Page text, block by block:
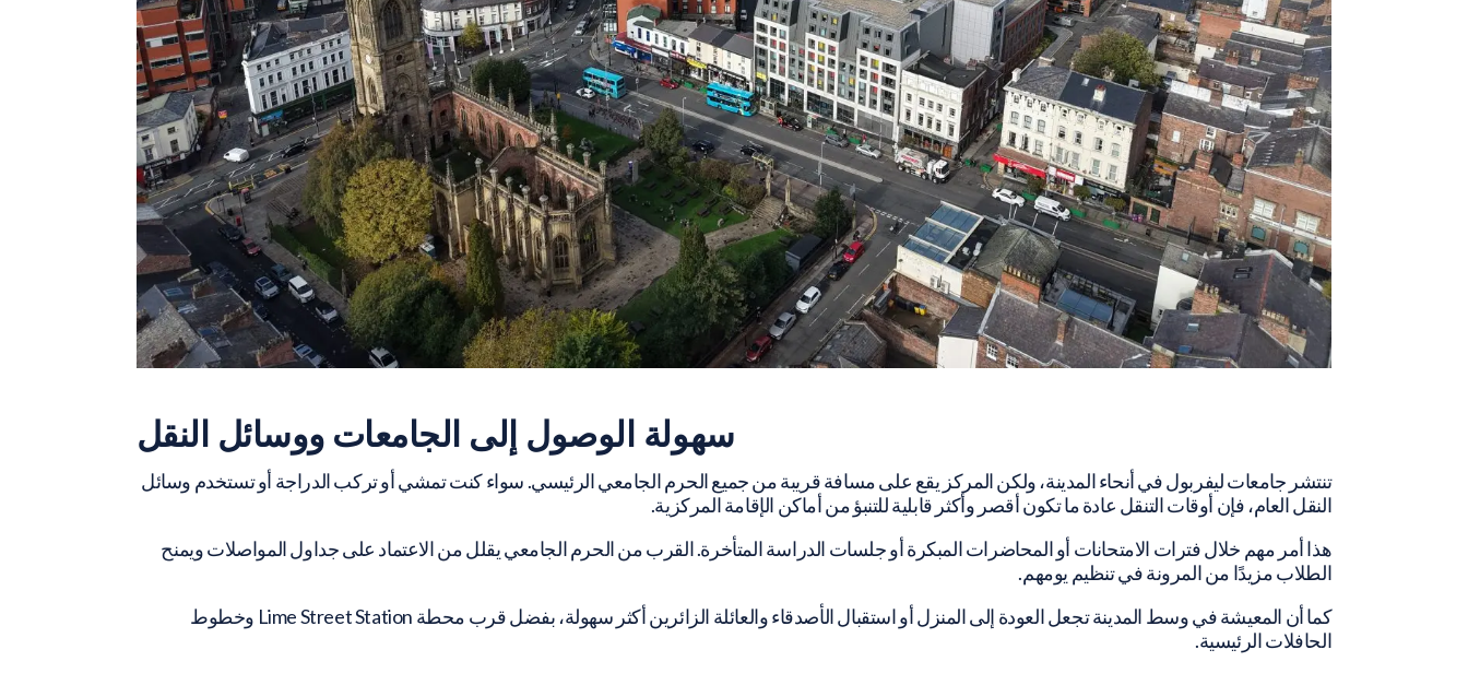
سهولة الوصول إلى الجامعات ووسائل النقل
تنتشر جامعات ليفربول في أنحاء المدينة، ولكن المركز يقع على مسافة قريبة من جميع الحرم الجامعي الرئيسي. سواء كنت تمشي أو تركب الدراجة أو تستخدم وسائل
النقل العام، فإن أوقات التنقل عادة ما تكون أقصر وأكثر قابلية للتنبؤ من أماكن الإقامة المركزية.
هذا أمر مهم خلال فترات الامتحانات أو المحاضرات المبكرة أو جلسات الدراسة المتأخرة. القرب من الحرم الجامعي يقلل من الاعتماد على جداول المواصلات ويمنح
الطلاب مزيدًا من المرونة في تنظيم يومهم.
كما أن المعيشة في وسط المدينة تجعل العودة إلى المنزل أو استقبال الأصدقاء والعائلة الزائرين أكثر سهولة، بفضل قرب محطة Lime Street Station وخطوط
الحافلات الرئيسية.